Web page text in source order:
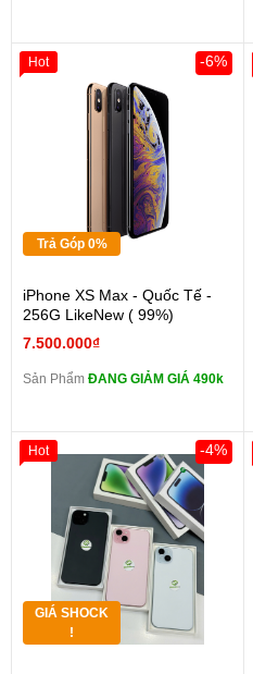
Trả Góp 0%
iPhone XS Max - Quốc Tế -
256G LikeNew ( 99%)
7.500.000₫
-6%
Sản Phẩm ĐANG GIẢM GIÁ 490k
Hot
GIÁ SHOCK
!
-4%
Hot